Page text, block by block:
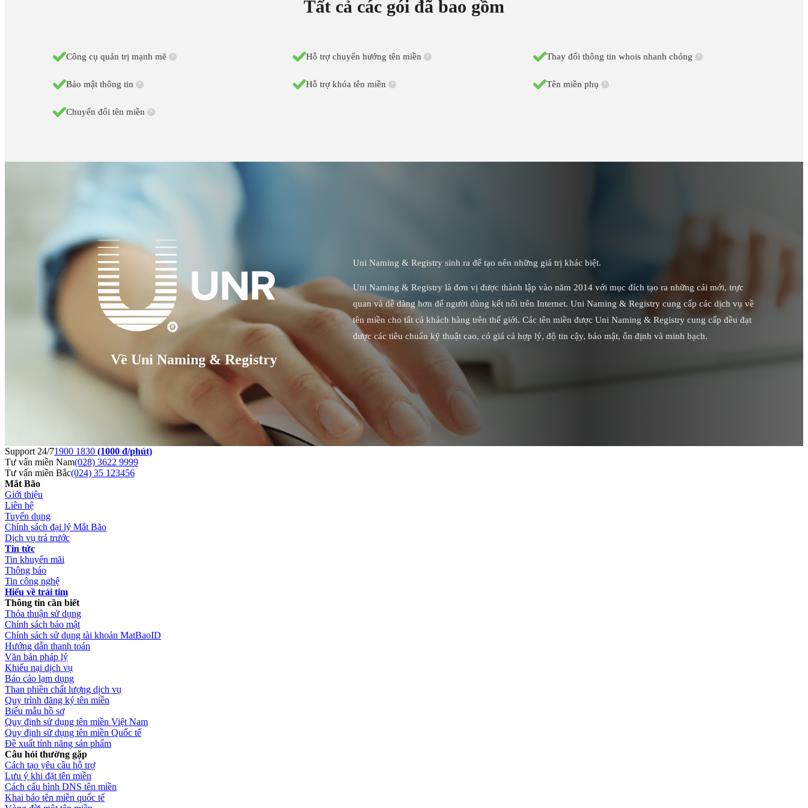
Tất cả các gói đã bao gồm
Công cụ quản trị mạnh mẽ ? Hỗ trợ chuyển hướng tên miền ? Thay đổi thông tin whois nhanh chóng ?
Bảo mật thông tin ? Hỗ trợ khóa tên miền ? Tên miền phụ ?
Chuyển đổi tên miền ?
Về Uni Naming & Registry
Uni Naming & Registry sinh ra để tạo nên những giá trị khác biệt.
Uni Naming & Registry là đơn vị được thành lập vào năm 2014 với mục đích tạo ra những cái mới, trực
quan và dễ dàng hơn để người dùng kết nối trên Internet. Uni Naming & Registry cung cấp các dịch vụ về
tên miền cho tất cả khách hàng trên thế giới. Các tên miền được Uni Naming & Registry cung cấp đều đạt
được các tiêu chuẩn kỹ thuật cao, có giá cả hợp lý, độ tin cậy, bảo mật, ổn định và minh bạch.
Support 24/71900 1830 (1000 đ/phút)
Tư vấn miền Nam(028) 3622 9999
Tư vấn miền Bắc(024) 35 123456
Mắt Bão
Giới thiệu
Liên hệ
Tuyển dụng
Chính sách đại lý Mắt Bão
Dịch vụ trả trước
Tin tức
Tin khuyến mãi
Thông báo
Tin công nghệ
Hiểu về trái tim
Thông tin cần biết
Thỏa thuận sử dụng
Chính sách bảo mật
Chính sách sử dụng tài khoản MatBaoID
Hướng dẫn thanh toán
Văn bản pháp lý
Khiếu nại dịch vụ
Báo cáo lạm dụng
Than phiền chất lượng dịch vụ
Quy trình đăng ký tên miền
Biểu mẫu hồ sơ
Quy định sử dụng tên miền Việt Nam
Quy định sử dụng tên miền Quốc tế
Đề xuất tính năng sản phẩm
Câu hỏi thường gặp
Cách tạo yêu cầu hỗ trợ
Lưu ý khi đặt tên miền
Cách cấu hình DNS tên miền
Khai báo tên miền quốc tế